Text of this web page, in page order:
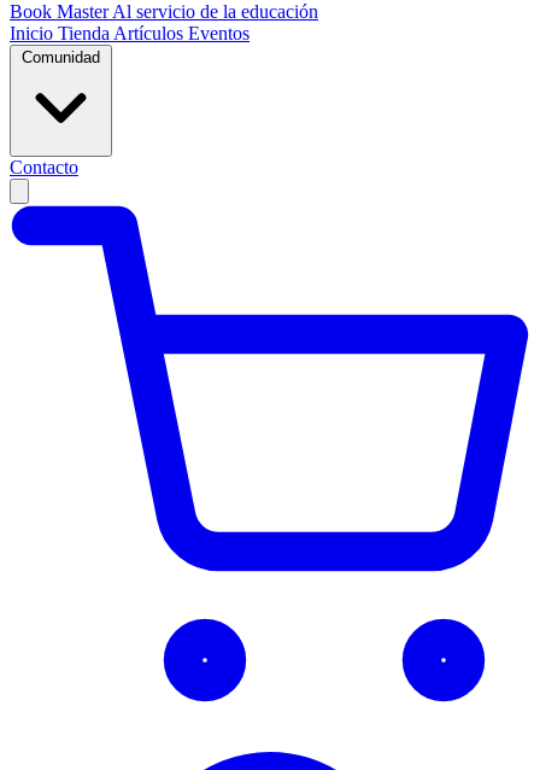
Book Master Al servicio de la educación
Inicio Tienda Artículos Eventos
Comunidad
Contacto